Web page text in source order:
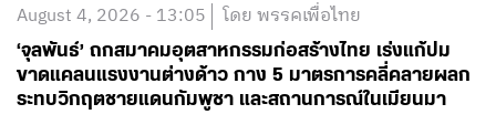
August 4, 2026 - 13:05 โดย พรรคเพื่อไทย
‘จุลพันธ์’ ถกสมาคมอุตสาหกรรมก่อสร้างไทย เร่งแก้ปม
ขาดแคลนแรงงานต่างด้าว กาง 5 มาตรการคลี่คลายผลก
ระทบวิกฤตชายแดนกัมพูชา และสถานการณ์ในเมียนมา